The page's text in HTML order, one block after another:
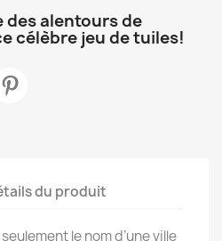
des alentours de
célèbre jeu de tuiles!
du produit
le nom d’une ville